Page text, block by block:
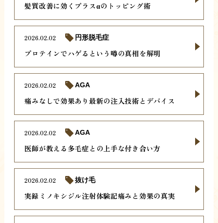
髪質改善に効くプラスαのトッピング術
プロテインでハゲるという噂の真相を解明
2026.02.02 円形脱毛症
痛みなしで効果あり最新の注入技術とデバイス
2026.02.02 AGA
医師が教える多毛症との上手な付き合い方
2026.02.02 AGA
実録ミノキシジル注射体験記痛みと効果の真実
2026.02.02 抜け毛